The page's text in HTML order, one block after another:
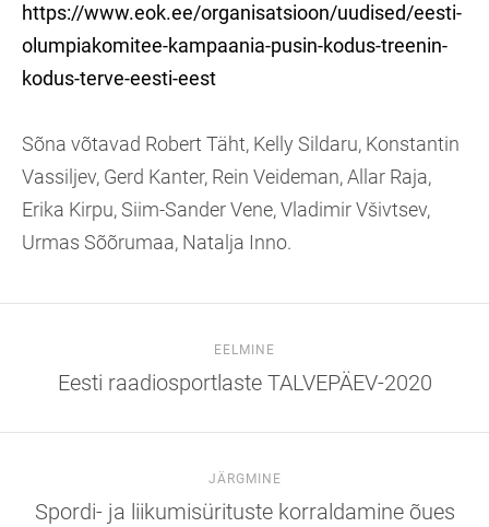
https://www.eok.ee/organisatsioon/uudised/eesti-
olumpiakomitee-kampaania-pusin-kodus-treenin-
kodus-terve-eesti-eest
Sõna võtavad Robert Täht, Kelly Sildaru, Konstantin
Vassiljev, Gerd Kanter, Rein Veideman, Allar Raja,
Erika Kirpu, Siim-Sander Vene, Vladimir Všivtsev,
Urmas Sõõrumaa, Natalja Inno.
EELMINE
Eesti raadiosportlaste TALVEPÄEV-2020
JÄRGMINE
Spordi- ja liikumisürituste korraldamine õues